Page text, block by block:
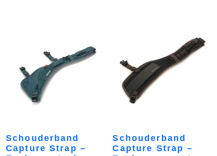
Schouderband
Capture Strap –
Schouderband
Capture Strap –